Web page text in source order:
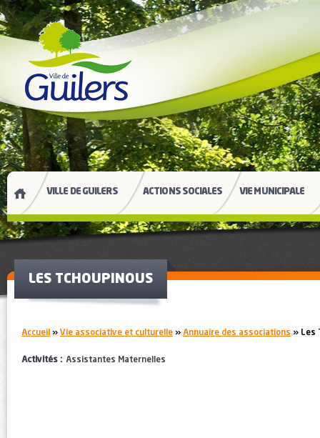
VILLE DE GUILERS ACTIONS SOCIALES VIE MUNICIPALE
LES TCHOUPINOUS
You are here:
Accueil » Vie associative et culturelle » Annuaire des associations » Les
Activités : Assistantes Maternelles